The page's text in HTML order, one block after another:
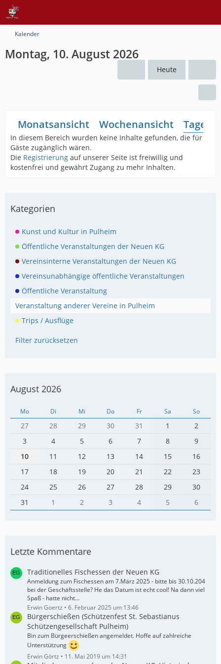
Kalender
Montag, 10. August 2026
Heute
Monatsansicht Wochenansicht
In diesem Bereich wurden keine Inhalte gefunden, die für
Gäste zugänglich wären.
Die Registrierung auf unserer Seite ist freiwillig und
kostenfrei und gewährt Zugang zu mehr Inhalten.
Kategorien
Kunst und Kultur in Pulheim
Öffentliche Veranstaltungen der Neuen KG
Vereinsinterne Veranstaltungen der Neuen KG
Vereinsunabhängige öffentliche Veranstaltungen
Öffentliche Veranstaltung
Veranstaltung anderer Vereine in Pulheim
Trips / Ausflüge
Filter zurücksetzen
August 2026
Mo Di Mi Do Fr Sa So
27 28 29 30 31 1
2
3
4 5 6 7 8
9
10
11 12 13 14 15
16
17
18 19 20 21 22
23
24
25 26 27 28 29
30
31
1 2 3 4 5 6
Letzte Kommentare
Traditionelles Fischessen der Neuen KG
Anmeldung zum Fischessen am 7.März 2025 - bitte bis 30.10.204
bei der Geschäftsstelle? He das Datum ist echt cool! Na dann viel
Spaß - hatte nicht…
Erwin Goertz
6. Februar 2025 um 13:46
Bürgerschießen (Schützenfest St. Sebastianus
Schützengesellschaft Pulheim)
Bin zum Bürgeerschießen angemeldet. Hoffe auf zahlreiche
Unterstützung
Erwin Görtz
11. Mai 2019 um 14:31